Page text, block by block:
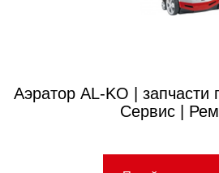
Аэратор AL-KO | запчасти
Сервис |